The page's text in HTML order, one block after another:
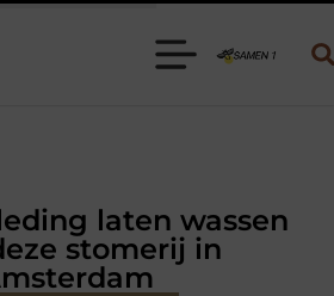
voor jouw klus
laten wassen
stomerij in